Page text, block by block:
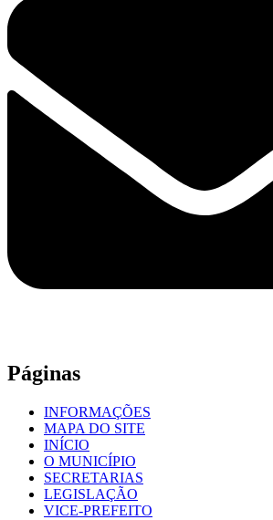
Páginas
INFORMAÇÕES
MAPA DO SITE
INÍCIO
O MUNICÍPIO
SECRETARIAS
LEGISLAÇÃO
VICE-PREFEITO